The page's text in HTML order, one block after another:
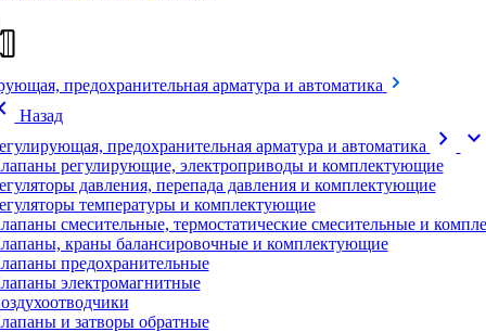
предохранительная арматура и автоматика
Назад
предохранительная арматура и автоматика
chevron_right expand_more
регулирующие, электроприводы и комплектующие
давления, перепада давления и комплектующие
температуры и комплектующие
смесительные, термостатические смесительные и
краны балансировочные и комплектующие
предохранительные
электромагнитные
и затворы обратные